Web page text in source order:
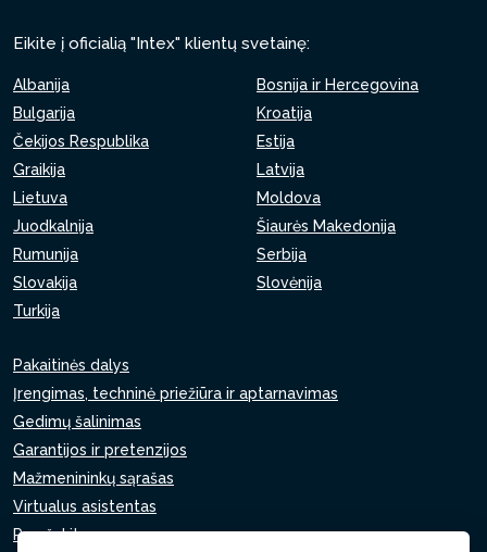
Eikite į oficialią "Intex" klientų svetainę:
Albanija
Bosnija ir Hercegovina
Bulgarija
Kroatija
Čekijos Respublika
Estija
Graikija
Latvija
Lietuva
Moldova
Juodkalnija
Šiaurės Makedonija
Rumunija
Serbija
Slovakija
Slovėnija
Turkija
Pakaitinės dalys
Įrengimas, techninė priežiūra ir aptarnavimas
Gedimų šalinimas
Garantijos ir pretenzijos
Mažmenininkų sąrašas
Virtualus asistentas
Parašykite mums